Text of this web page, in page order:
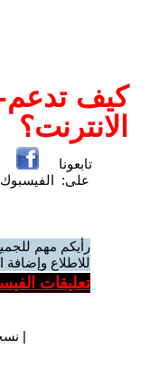
كيف تدعم-
الانترنت؟
تابعونا
على: الفيسبوك
رأيكم مهم
للاطلاع
تعليقات
|